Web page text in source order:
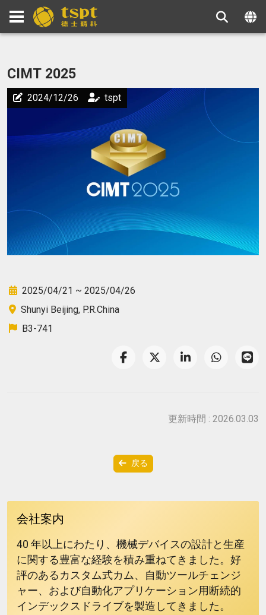
CIMT 2025
2024/12/26 tspt
2025/04/21 ~ 2025/04/26
Shunyi Beijing, P.R.China
B3-741
更新時間 : 2026.03.03
戻る
会社案内
40 年以上にわたり、機械デバイスの設計と生産
に関する豊富な経験を積み重ねてきました。好
評のあるカスタム式カム、自動ツールチェンジ
ャー、および自動化アプリケーション用断続的
インデックスドライブを製造してきました。